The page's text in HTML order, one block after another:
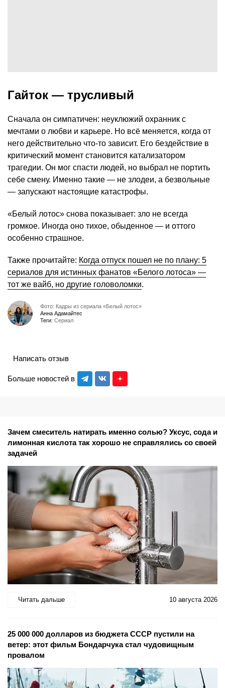
Гайток — трусливый
Сначала он симпатичен: неуклюжий охранник с
мечтами о любви и карьере. Но всё меняется, когда от
него действительно что-то зависит. Его бездействие в
критический момент становится катализатором
трагедии. Он мог спасти людей, но выбрал не портить
себе смену. Именно такие — не злодеи, а безвольные
— запускают настоящие катастрофы.
«Белый лотос» снова показывает: зло не всегда
громкое. Иногда оно тихое, обыденное — и оттого
особенно страшное.
Также прочитайте: Когда отпуск пошел не по плану: 5
сериалов для истинных фанатов «Белого лотоса» —
тот же вайб, но другие головоломки.
Фото: Кадры из сериала «Белый лотос»
Анна Адамайтес
Теги: Сериал
Больше новостей в
Написать отзыв
Зачем смеситель натирать именно солью? Уксус, сода и
лимонная кислота так хорошо не справлялись со своей
задачей
Читать дальше 10 августа 2026
25 000 000 долларов из бюджета СССР пустили на
ветер: этот фильм Бондарчука стал чудовищным
провалом